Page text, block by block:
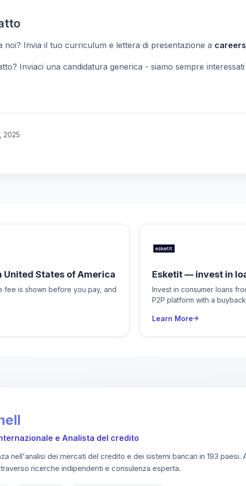
noi? Invia il tuo curriculum e lettera di presentazione a
Inviaci una candidatura generica - siamo sempre
2025
States of America
fee is shown before you pay, and
Esketit — invest in
Invest in consumer loans
P2P platform with a
Learn More
e Analista del credito
nell'analisi dei mercati del credito e dei sistemi bancari in 193
ricerche indipendenti e consulenza esperta.